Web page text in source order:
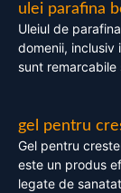
ulei parafina
Uleiul de
domenii, inclusiv
sunt remarcabile
gel pentru
Gel pentru
este un produs
legate de